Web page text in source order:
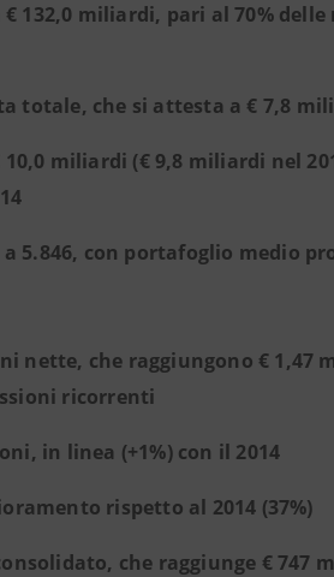
132,0 miliardi, pari al 70%
totale, che si attesta a € 7,8
miliardi (€ 9,8 miliardi nel
5.846, con portafoglio medio
nette, che raggiungono € 1,47
ricorrenti
in linea (+1%) con il 2014
rispetto al 2014 (37%)
che raggiunge € 747